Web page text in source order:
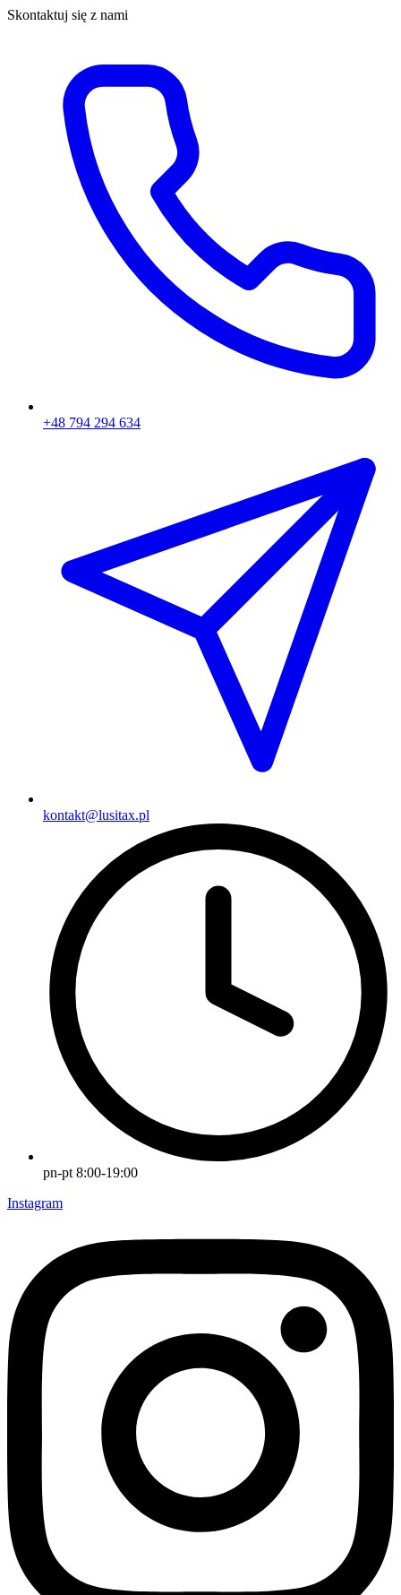
Skontaktuj się z nami
+48 794 294 634
kontakt@lusitax.pl
pn-pt 8:00-19:00
Instagram